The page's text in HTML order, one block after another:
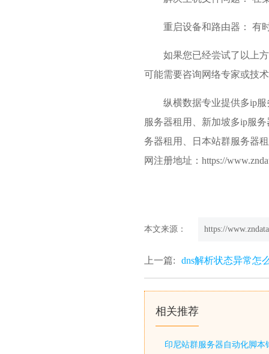
重启设备和路由器： 有
如果您已经尝试了以上
可能需要咨询网络专家或技
纵横数据专业提供多ip
服务器租用、新加坡多ip服
务器租用、
日本站群服务器
网注册地址：https://
本文来源： https://
上一篇: dns解析状态异常怎
相关推荐
印尼站群服务器自动化脚本